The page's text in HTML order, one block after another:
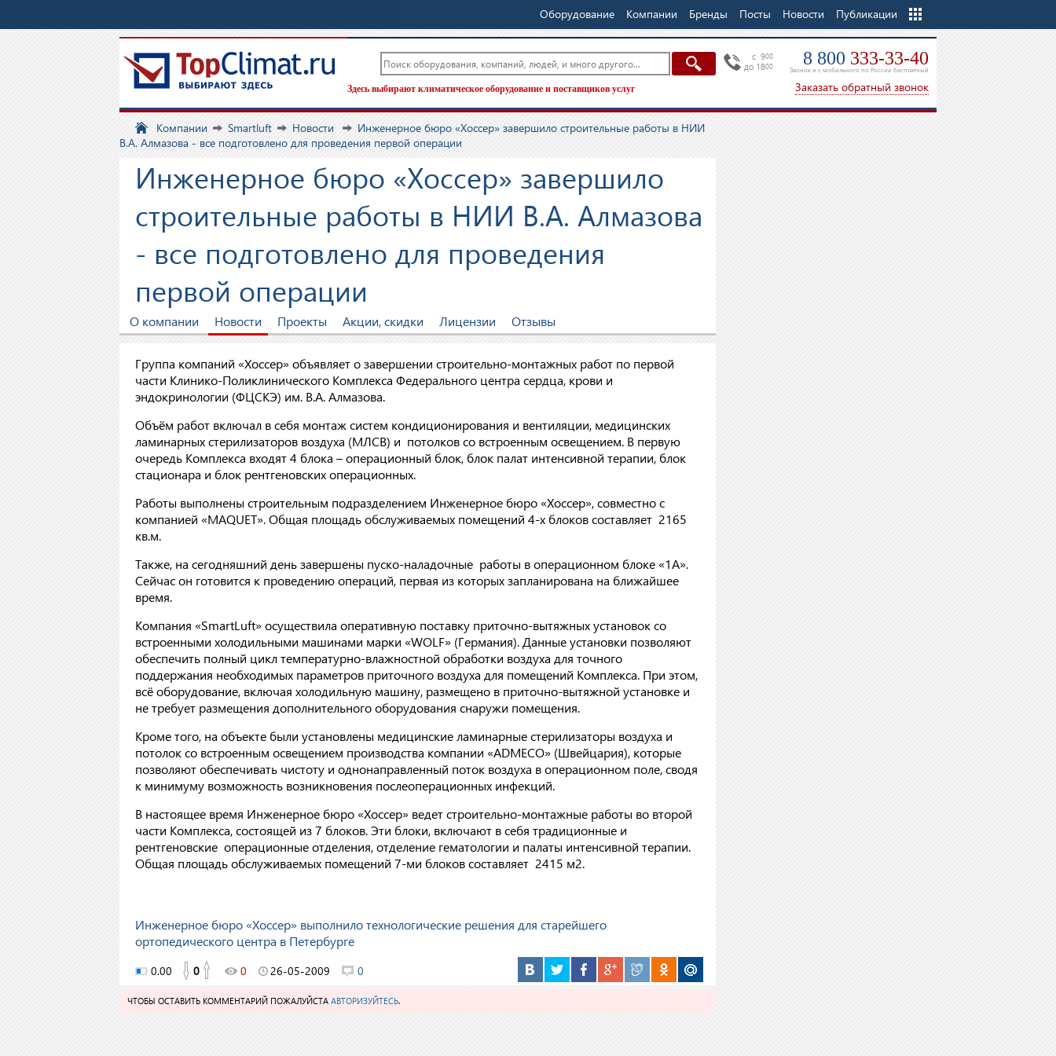
Оборудование Компании Бренды Посты Новости Публикации
Еще
c 900
до 1800 8 800 333-33-40
Звонок и с мобильного по России бесплатный
Заказать обратный звонок
Здесь выбирают климатическое оборудование и поставщиков услуг
Компании Smartluft Новости
Инженерное бюро «Хоссер» завершило строительные работы в НИИ
В.А. Алмазова - все подготовлено для проведения первой операции
Инженерное бюро «Хоссер» завершило
строительные работы в НИИ В.А. Алмазова
- все подготовлено для проведения
первой операции
О компании Новости Проекты Акции, скидки Лицензии Отзывы
Группа компаний «Хоссер» объявляет о завершении строительно-монтажных работ по первой
части Клинико-Поликлинического Комплекса Федерального центра сердца, крови и
эндокринологии (ФЦСКЭ) им. В.А. Алмазова.
Объём работ включал в себя монтаж систем кондиционирования и вентиляции, медицинских
ламинарных стерилизаторов воздуха (МЛСВ) и потолков со встроенным освещением. В первую
очередь Комплекса входят 4 блока – операционный блок, блок палат интенсивной терапии, блок
стационара и блок рентгеновских операционных.
Работы выполнены строительным подразделением Инженерное бюро «Хоссер», совместно с
компанией «MAQUET». Общая площадь обслуживаемых помещений 4-х блоков составляет 2165
кв.м.
Также, на сегодняшний день завершены пуско-наладочные работы в операционном блоке «1А».
Сейчас он готовится к проведению операций, первая из которых запланирована на ближайшее
время.
Компания «SmartLuft» осуществила оперативную поставку приточно-вытяжных установок со
встроенными холодильными машинами марки «WOLF» (Германия). Данные установки позволяют
обеспечить полный цикл температурно-влажностной обработки воздуха для точного
поддержания необходимых параметров приточного воздуха для помещений Комплекса. При этом,
всё оборудование, включая холодильную машину, размещено в приточно-вытяжной установке и
не требует размещения дополнительного оборудования снаружи помещения.
Кроме того, на объекте были установлены медицинские ламинарные стерилизаторы воздуха и
потолок со встроенным освещением производства компании «ADMECO» (Швейцария), которые
позволяют обеспечивать чистоту и однонаправленный поток воздуха в операционном поле, сводя
к минимуму возможность возникновения послеоперационных инфекций.
В настоящее время Инженерное бюро «Хоссер» ведет строительно-монтажные работы во второй
части Комплекса, состоящей из 7 блоков. Эти блоки, включают в себя традиционные и
рентгеновские операционные отделения, отделение гематологии и палаты интенсивной терапии.
Общая площадь обслуживаемых помещений 7-ми блоков составляет 2415 м2.
Инженерное бюро «Хоссер» выполнило технологические решения для старейшего
ортопедического центра в Петербурге
0.00 0 0 26-05-2009 0
ЧТОБЫ ОСТАВИТЬ КОММЕНТАРИЙ ПОЖАЛУЙСТА АВТОРИЗУЙТЕСЬ.